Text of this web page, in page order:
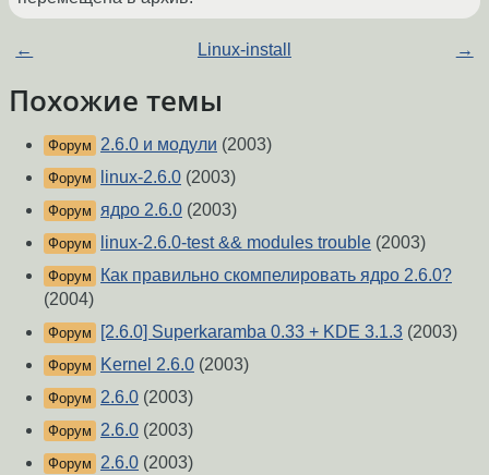
← Linux-install →
Похожие темы
Форум 2.6.0 и модули (2003)
Форум linux-2.6.0 (2003)
Форум ядро 2.6.0 (2003)
Форум linux-2.6.0-test && modules trouble (2003)
Форум
Как правильно скомпелировать ядро 2.6.0?
(2004)
Форум [2.6.0] Superkaramba 0.33 + KDE 3.1.3 (2003)
Форум Kernel 2.6.0 (2003)
Форум 2.6.0 (2003)
Форум 2.6.0 (2003)
Форум 2.6.0 (2003)